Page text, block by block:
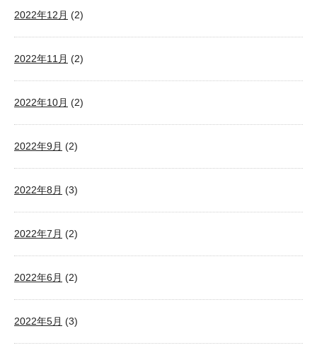
2022年12月 (2)
2022年11月 (2)
2022年10月 (2)
2022年9月 (2)
2022年8月 (3)
2022年7月 (2)
2022年6月 (2)
2022年5月 (3)